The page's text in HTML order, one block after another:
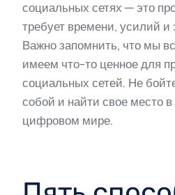
социальных сетях — это
требует времени, усилий и
Важно запомнить, что мы
имеем что-то ценное для
социальных сетей. Не
собой и найти свое место
цифровом мире.